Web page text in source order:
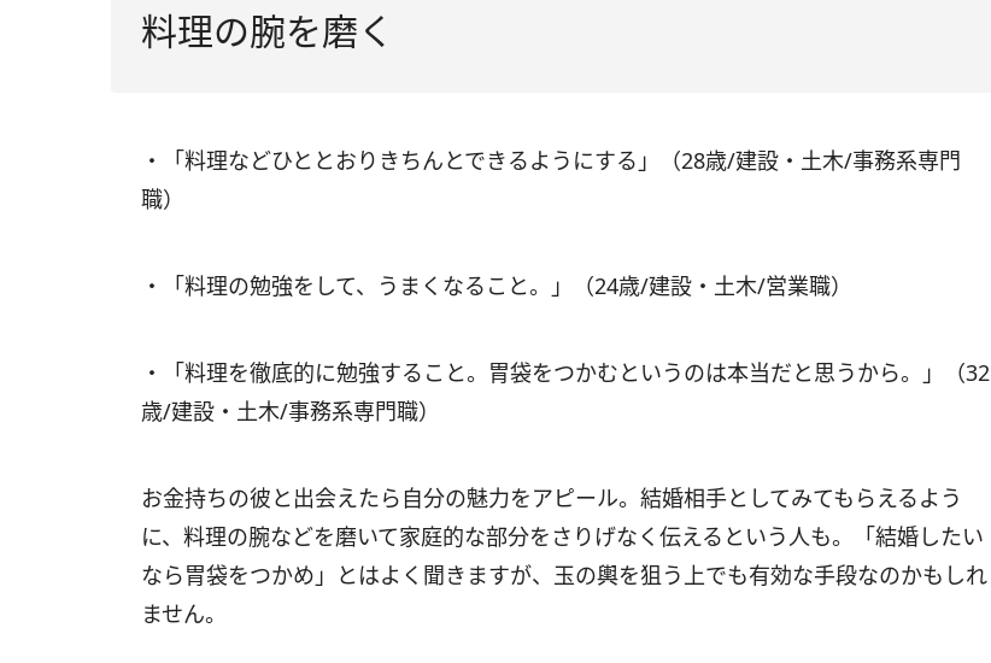
料理の腕を磨く
・「料理などひととおりきちんとできるようにする」（28歳/建設・土木/事務系専門
職）
・「料理の勉強をして、うまくなること。」（24歳/建設・土木/営業職）
・「料理を徹底的に勉強すること。胃袋をつかむというのは本当だと思うから。」（32
歳/建設・土木/事務系専門職）
お金持ちの彼と出会えたら自分の魅力をアピール。結婚相手としてみてもらえるよう
に、料理の腕などを磨いて家庭的な部分をさりげなく伝えるという人も。「結婚したい
なら胃袋をつかめ」とはよく聞きますが、玉の輿を狙う上でも有効な手段なのかもしれ
ません。